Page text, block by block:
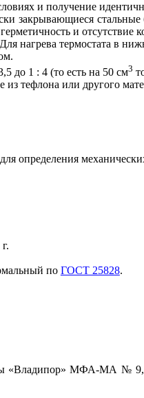
и получение
закрывающиеся
и
нагрева термостата в
до 1 : 4 (то есть на 50 см3
тефлона или другого
определения
по ГОСТ 25828.
«Владипор» МФА-МА № 9,